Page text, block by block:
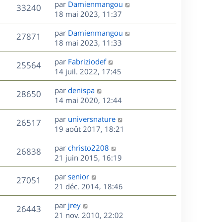
n
i
e
r
m
e
s
s
a
g
e
33240V
u
D
e
r
n
i
e
r
m
e
s
s
a
g
e
par Damienmangou
18 mai 2023, 11:37
27871
u
s
D
e
r
n
i
e
r
m
e
s
s
a
g
e
par Damienmangou
18 mai 2023, 11:33
25564V
u
s
D
e
r
n
i
e
r
m
e
s
s
a
g
e
par Fabriziodef
14 juil. 2022, 17:45
28650V
u
s
D
e
r
n
i
e
r
m
e
s
s
a
g
e
par denispa
14 mai 2020, 12:44
26517V
u
e
D
e
r
n
i
e
r
m
e
s
s
par universnature
19 août 2017, 18:21
26838V
u
s
D
e
r
n
i
e
r
m
par christo2208
21 juin 2015, 16:19
27051
u
e
D
e
r
n
i
par senior
21 déc. 2014, 18:46
26443V
D
e
par jrey
21 nov. 2010, 22:02